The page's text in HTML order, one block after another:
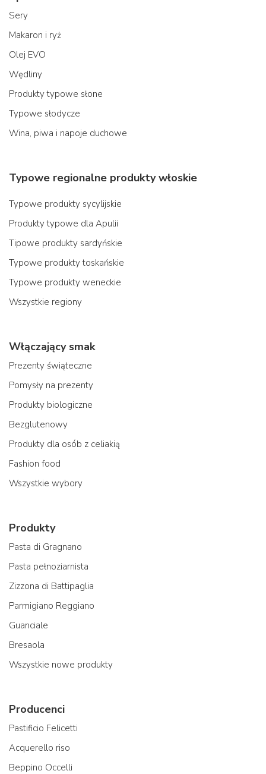
Sery
Makaron i ryż
Olej EVO
Wędliny
Produkty typowe słone
Typowe słodycze
Wina, piwa i napoje duchowe
Typowe regionalne produkty włoskie
Typowe produkty sycylijskie
Produkty typowe dla Apulii
Tipowe produkty sardyńskie
Typowe produkty toskańskie
Typowe produkty weneckie
Wszystkie regiony
Włączający smak
Prezenty świąteczne
Pomysły na prezenty
Produkty biologiczne
Bezglutenowy
Produkty dla osób z celiakią
Fashion food
Wszystkie wybory
Produkty
Pasta di Gragnano
Pasta pełnoziarnista
Zizzona di Battipaglia
Parmigiano Reggiano
Guanciale
Bresaola
Wszystkie nowe produkty
Producenci
Pastificio Felicetti
Acquerello riso
Beppino Occelli